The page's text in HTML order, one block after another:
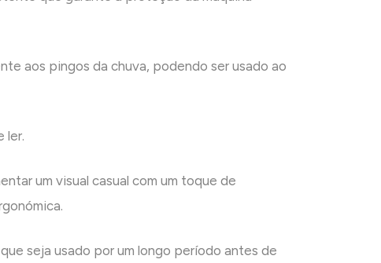
aos pingos da chuva, podendo ser usado ao
ler.
um visual casual com um toque de
seja usado por um longo período antes de